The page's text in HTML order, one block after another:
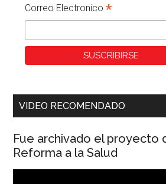
Correo Electronico*
VIDEO RECOMENDADO
Fue archivado el proyecto
Reforma a la Salud